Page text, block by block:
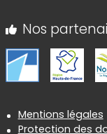
Nos
Informations
Mentions légales
Protection des